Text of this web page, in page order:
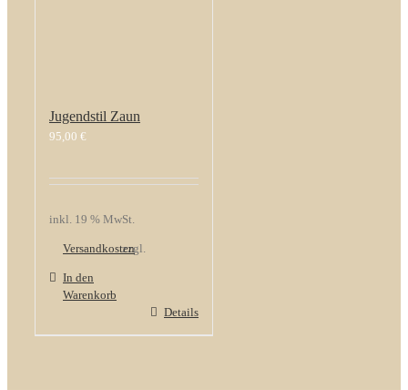
Jugendstil Zaun
95,00 €
inkl. 19 % MwSt.
zzgl.
Versandkosten
In den
Warenkorb
Details